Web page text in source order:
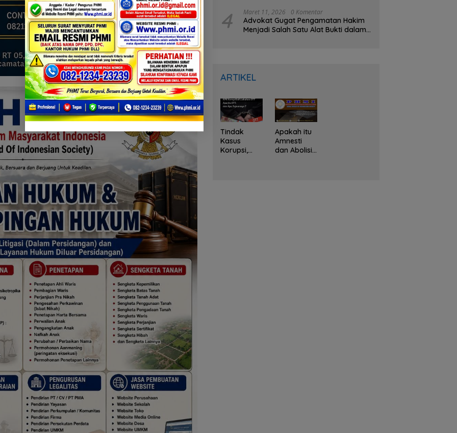
4 Maret 11, 2026 0 Komentar
Advokat Gugat Pengamatan Hakim
Menjadi Salah Satu Alat Bukti dalam
ARTIKEL
Tindak
Kasus
Korupsi,
Apakah itu
Amnesti
dan Abolisi?